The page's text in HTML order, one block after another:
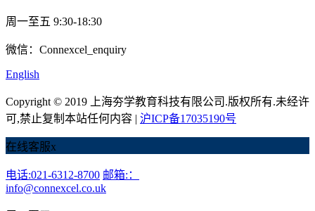
周一至五 9:30-18:30
微信：Connexcel_enquiry
English
Copyright © 2019 上海夯学教育科技有限公司.版权所有.未经许
可,禁止复制本站任何内容 | 沪ICP备17035190号
在线客服x
电话:021-6312-8700 邮箱:：
info@connexcel.co.uk